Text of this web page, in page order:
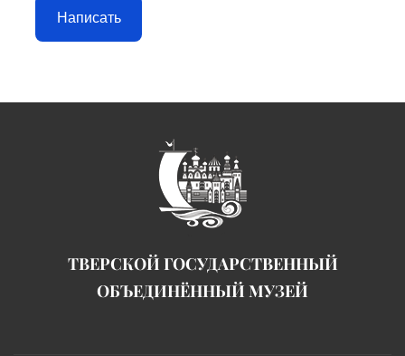
Написать
ТВЕРСКОЙ ГОСУДАРСТВЕННЫЙ
ОБЪЕДИНЁННЫЙ МУЗЕЙ